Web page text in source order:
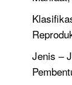
Jenis –